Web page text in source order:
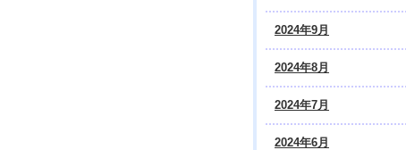
2024年9月
2024年8月
2024年7月
2024年6月